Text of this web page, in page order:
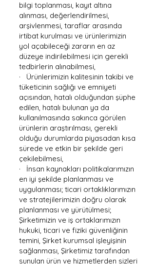
bilgi toplanması, kayıt altına
alınması, değerlendirilmesi,
arşivlenmesi, taraflar arasında
irtibat kurulması ve ürünlerimizin
yol açabileceği zararın en az
düzeye indirilebilmesi için gerekli
tedbirlerin alınabilmesi,
· Ürünlerimizin kalitesinin takibi ve
tüketicinin sağlığı ve emniyeti
açısından, hatalı olduğundan şüphe
edilen, hatalı bulunan ya da
kullanılmasında sakınca görülen
ürünlerin araştırılması, gerekli
olduğu durumlarda piyasadan kısa
sürede ve etkin bir şekilde geri
çekilebilmesi,
· İnsan kaynakları politikalarımızın
en iyi şekilde planlanması ve
uygulanması; ticari ortaklıklarımızın
ve stratejilerimizin doğru olarak
planlanması ve yürütülmesi;
Şirketimizin ve iş ortaklarımızın
hukuki, ticari ve fiziki güvenliğinin
temini, Şirket kurumsal işleyişinin
sağlanması, Şirketimiz tarafından
sunulan ürün ve hizmetlerden sizleri